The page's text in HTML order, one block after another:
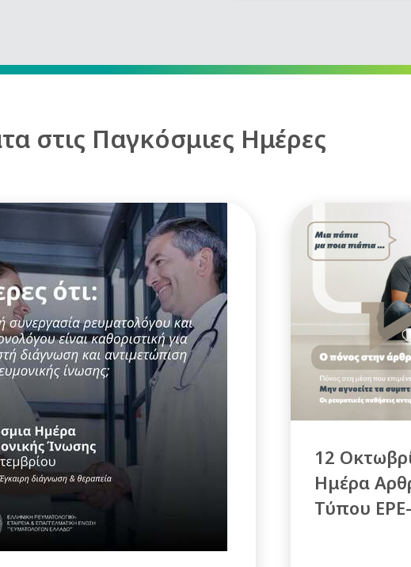
στις Παγκόσμιες Ημέρες
12
Ημέρα
Τύπου